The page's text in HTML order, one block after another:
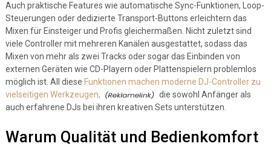
Auch praktische Features wie automatische Sync-Funktionen, Loop-
Steuerungen oder dedizierte Transport-Buttons erleichtern das
Mixen für Einsteiger und Profis gleichermaßen. Nicht zuletzt sind
viele Controller mit mehreren Kanälen ausgestattet, sodass das
Mixen von mehr als zwei Tracks oder sogar das Einbinden von
externen Geräten wie CD-Playern oder Plattenspielern problemlos
möglich ist. All diese Funktionen machen moderne DJ-Controller zu
vielseitigen Werkzeugen,
die sowohl Anfänger als
auch erfahrene DJs bei ihren kreativen Sets unterstützen.
Warum Qualität und Bedienkomfort